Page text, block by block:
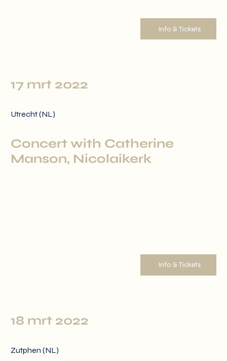
Info & Tickets
17 mrt 2022
Utrecht (NL)
Concert with Catherine
Manson, Nicolaikerk
Info & Tickets
18 mrt 2022
Zutphen (NL)